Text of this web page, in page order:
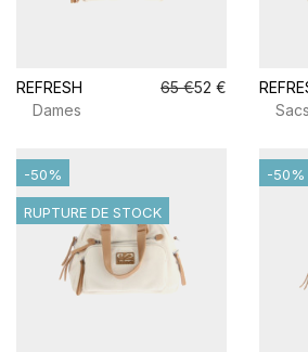
REFRESH 65 €52 €
Dames
Sacs
-50%
RUPTURE DE STOCK
-50%